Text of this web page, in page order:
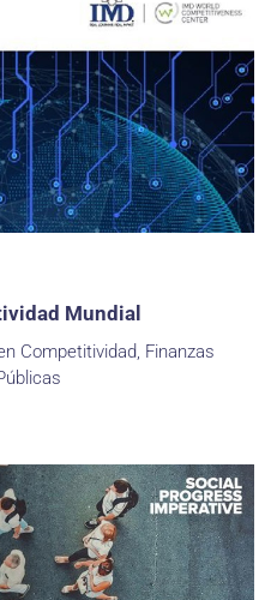
Mundial
Competitividad, Finanzas